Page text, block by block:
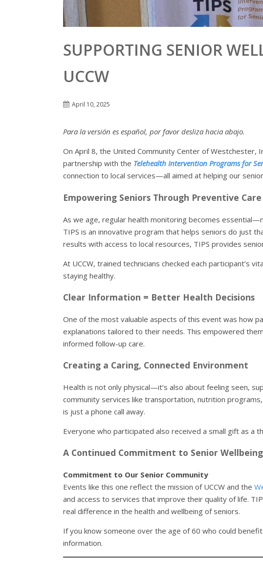
SUPPORTING SENIOR
UCCW
April 10, 2025
Para la versión es español, por favor desliza hacia abajo.
On April 8, the United Community Center of Westchester,
partnership with the Telehealth Intervention Programs for
connection to local services—all aimed at helping our
Empowering Seniors Through Preventive Care
As we age, regular health monitoring becomes
TIPS is an innovative program that helps seniors do just
results with access to local resources, TIPS provides
At UCCW, trained technicians checked each participant’s
staying healthy.
Clear Information = Better Health Decisions
One of the most valuable aspects of this event was how
explanations tailored to their needs. This empowered
informed follow-up care.
Creating a Caring, Connected Environment
Health is not only physical—it’s also about feeling seen,
community services like transportation, nutrition
is just a phone call away.
Everyone who participated also received a small gift as a
A Continued Commitment to Senior Wellbeing
Commitment to Our Senior Community
Events like this one reflect the mission of UCCW and the
and access to services that improve their quality of life.
real difference in the health and wellbeing of seniors.
If you know someone over the age of 60 who could
information.